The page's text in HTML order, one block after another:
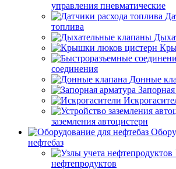
управления пневматические
топлива
соединения
Донные
заземления автоцистерн
нефтебаз
нефтепродуктов